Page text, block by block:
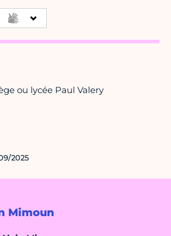
Mimoun
ou lycée Paul Valery
2025